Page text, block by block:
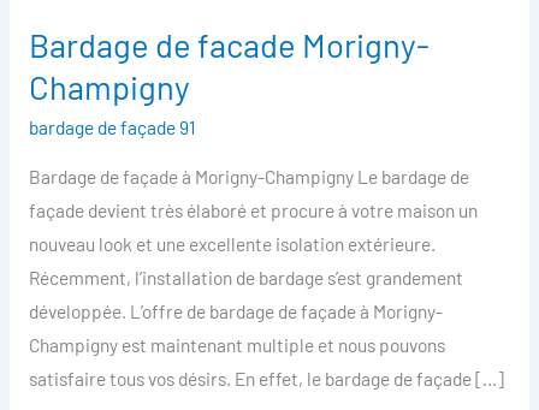
Bardage de facade Morigny-
Champigny
bardage de façade 91
Bardage de façade à Morigny-Champigny Le bardage de
façade devient très élaboré et procure à votre maison un
nouveau look et une excellente isolation extérieure.
Récemment, l’installation de bardage s’est grandement
développée. L’offre de bardage de façade à Morigny-
Champigny est maintenant multiple et nous pouvons
satisfaire tous vos désirs. En effet, le bardage de façade […]
Bardage
de
facade
Morigny-
Champigny